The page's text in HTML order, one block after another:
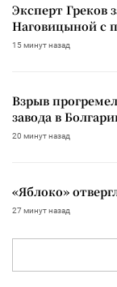
Эксперт Греков
Наговицыной с
15 минут назад
Взрыв
завода в
20 минут назад
«Яблоко»
27 минут назад